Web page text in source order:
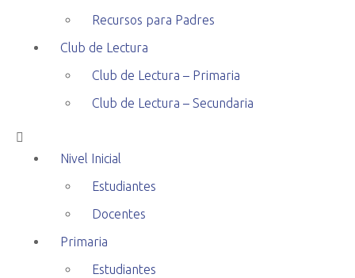
Recursos para Padres
Club de Lectura
Club de Lectura – Primaria
Club de Lectura – Secundaria
Nivel Inicial
Estudiantes
Docentes
Primaria
Estudiantes